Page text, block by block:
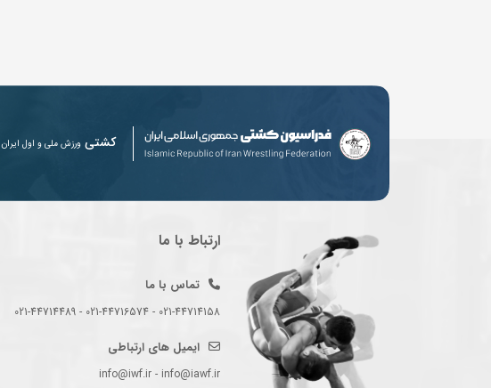
کشتی ورزش ملی و اول ایران
ارتباط با ما
تماس با ما
021-44714158 - 021-44716574 - 021-44714489
ایمیل های ارتباطی
info@iwf.ir - info@iawf.ir